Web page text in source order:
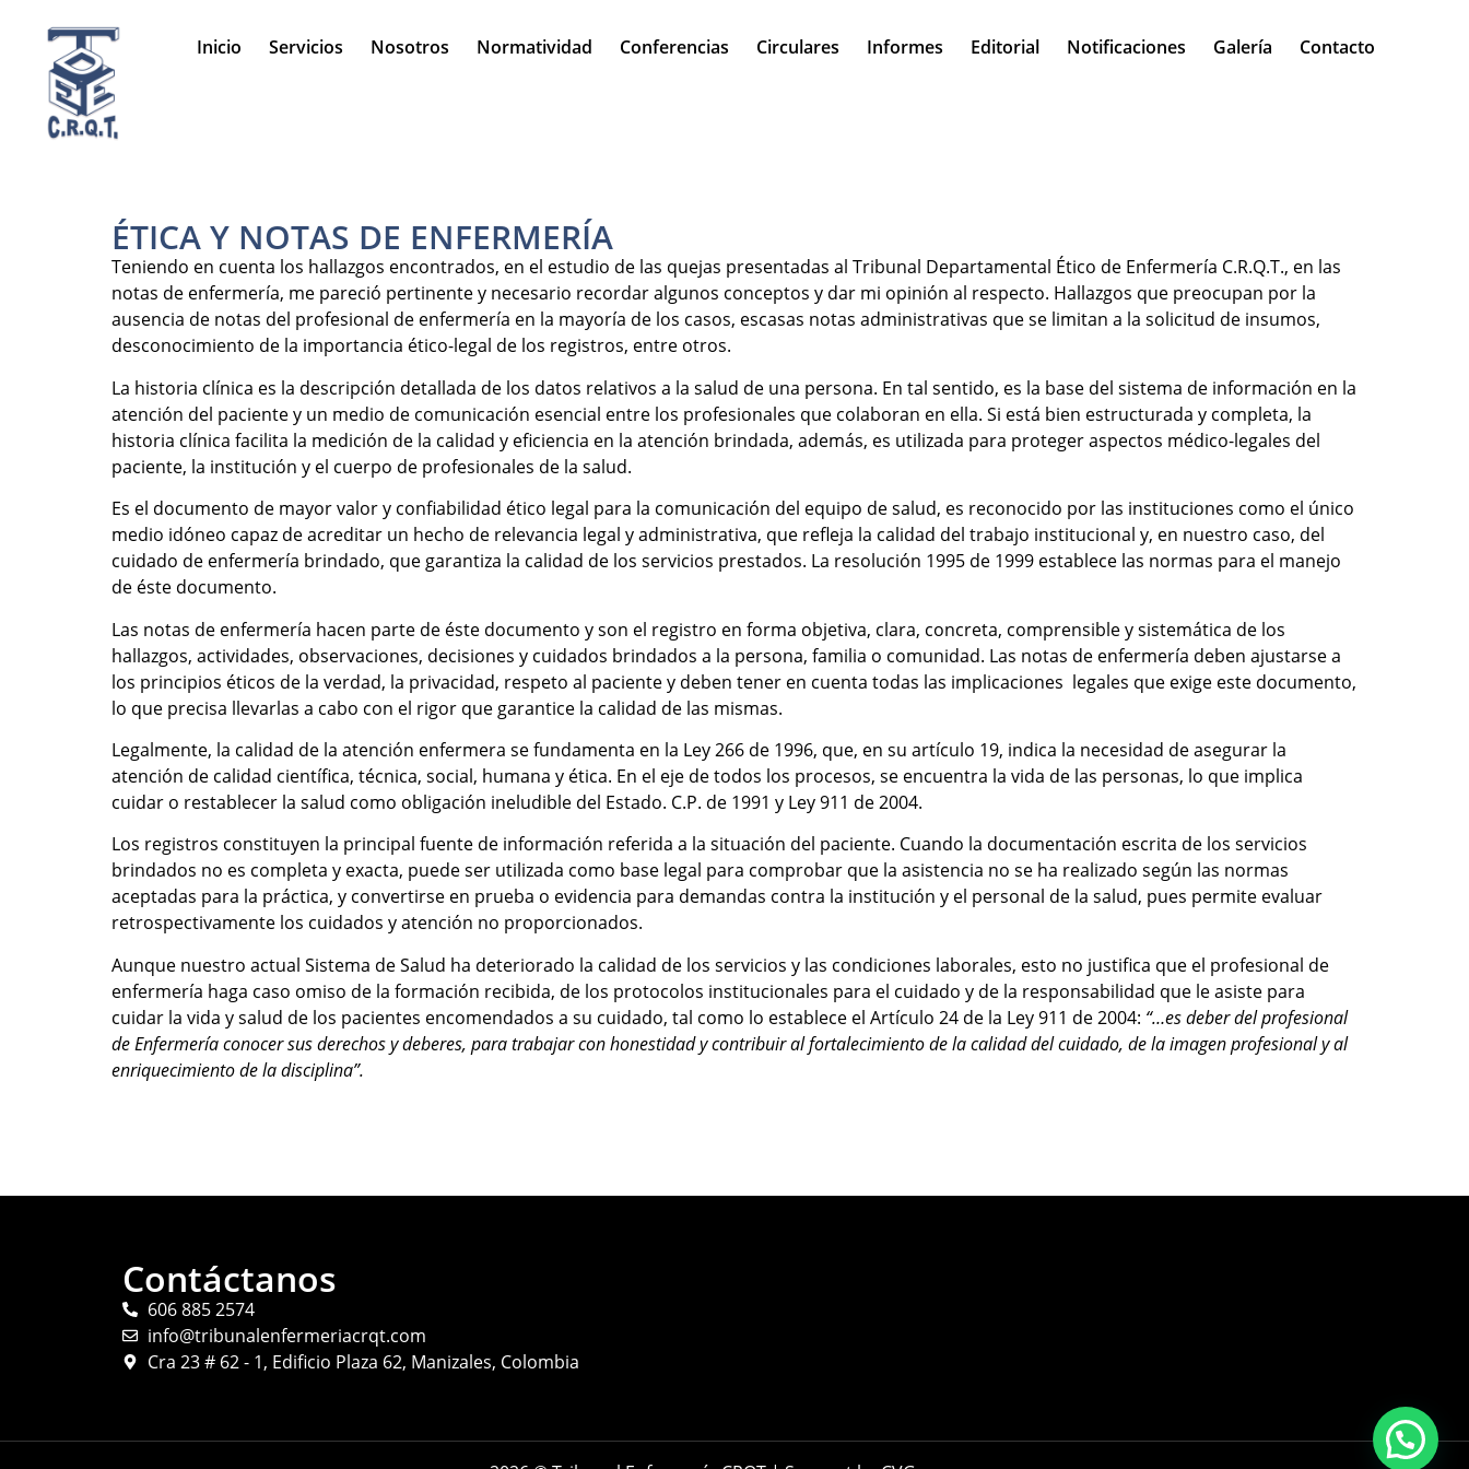
Inicio Servicios Nosotros Normatividad Conferencias Circulares Informes Editorial Notificaciones Galería Contacto
ÉTICA Y NOTAS DE ENFERMERÍA
Teniendo en cuenta los hallazgos encontrados, en el estudio de las quejas presentadas al Tribunal Departamental Ético de Enfermería C.R.Q.T., en las
notas de enfermería, me pareció pertinente y necesario recordar algunos conceptos y dar mi opinión al respecto. Hallazgos que preocupan por la
ausencia de notas del profesional de enfermería en la mayoría de los casos, escasas notas administrativas que se limitan a la solicitud de insumos,
desconocimiento de la importancia ético-legal de los registros, entre otros.
La historia clínica es la descripción detallada de los datos relativos a la salud de una persona. En tal sentido, es la base del sistema de información en la
atención del paciente y un medio de comunicación esencial entre los profesionales que colaboran en ella. Si está bien estructurada y completa, la
historia clínica facilita la medición de la calidad y eficiencia en la atención brindada, además, es utilizada para proteger aspectos médico-legales del
paciente, la institución y el cuerpo de profesionales de la salud.
Es el documento de mayor valor y confiabilidad ético legal para la comunicación del equipo de salud, es reconocido por las instituciones como el único
medio idóneo capaz de acreditar un hecho de relevancia legal y administrativa, que refleja la calidad del trabajo institucional y, en nuestro caso, del
cuidado de enfermería brindado, que garantiza la calidad de los servicios prestados. La resolución 1995 de 1999 establece las normas para el manejo
de éste documento.
Las notas de enfermería hacen parte de éste documento y son el registro en forma objetiva, clara, concreta, comprensible y sistemática de los
hallazgos, actividades, observaciones, decisiones y cuidados brindados a la persona, familia o comunidad. Las notas de enfermería deben ajustarse a
los principios éticos de la verdad, la privacidad, respeto al paciente y deben tener en cuenta todas las implicaciones legales que exige este documento,
lo que precisa llevarlas a cabo con el rigor que garantice la calidad de las mismas.
Legalmente, la calidad de la atención enfermera se fundamenta en la Ley 266 de 1996, que, en su artículo 19, indica la necesidad de asegurar la
atención de calidad científica, técnica, social, humana y ética. En el eje de todos los procesos, se encuentra la vida de las personas, lo que implica
cuidar o restablecer la salud como obligación ineludible del Estado. C.P. de 1991 y Ley 911 de 2004.
Los registros constituyen la principal fuente de información referida a la situación del paciente. Cuando la documentación escrita de los servicios
brindados no es completa y exacta, puede ser utilizada como base legal para comprobar que la asistencia no se ha realizado según las normas
aceptadas para la práctica, y convertirse en prueba o evidencia para demandas contra la institución y el personal de la salud, pues permite evaluar
retrospectivamente los cuidados y atención no proporcionados.
Aunque nuestro actual Sistema de Salud ha deteriorado la calidad de los servicios y las condiciones laborales, esto no justifica que el profesional de
enfermería haga caso omiso de la formación recibida, de los protocolos institucionales para el cuidado y de la responsabilidad que le asiste para
cuidar la vida y salud de los pacientes encomendados a su cuidado, tal como lo establece el Artículo 24 de la Ley 911 de 2004: “…es deber del profesional
de Enfermería conocer sus derechos y deberes, para trabajar con honestidad y contribuir al fortalecimiento de la calidad del cuidado, de la imagen profesional y al
enriquecimiento de la disciplina”.
Contáctanos
606 885 2574
info@tribunalenfermeriacrqt.com
Cra 23 # 62 - 1, Edificio Plaza 62, Manizales, Colombia